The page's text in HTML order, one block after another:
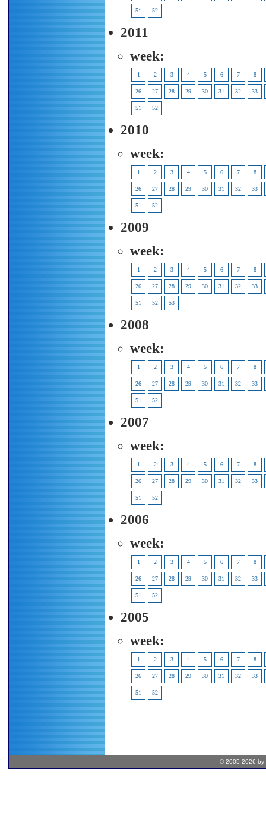
51 52
2011
week:
1 2 3 4 5 6 7 8
26 27 28 29 30 31 32 33
51 52
2010
week:
1 2 3 4 5 6 7 8
26 27 28 29 30 31 32 33
51 52
2009
week:
1 2 3 4 5 6 7 8
26 27 28 29 30 31 32 33
51 52 53
2008
week:
1 2 3 4 5 6 7 8
26 27 28 29 30 31 32 33
51 52
2007
week:
1 2 3 4 5 6 7 8
26 27 28 29 30 31 32 33
51 52
2006
week:
1 2 3 4 5 6 7 8
26 27 28 29 30 31 32 33
51 52
2005
week:
1 2 3 4 5 6 7 8
26 27 28 29 30 31 32 33
51 52
© 2005-2026 by